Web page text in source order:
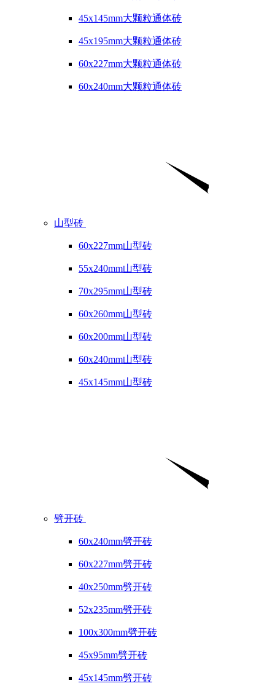
45x145mm大颗粒通体砖
45x195mm大颗粒通体砖
60x227mm大颗粒通体砖
60x240mm大颗粒通体砖
山型砖
60x227mm山型砖
55x240mm山型砖
70x295mm山型砖
60x260mm山型砖
60x200mm山型砖
60x240mm山型砖
45x145mm山型砖
劈开砖
60x240mm劈开砖
60x227mm劈开砖
40x250mm劈开砖
52x235mm劈开砖
100x300mm劈开砖
45x95mm劈开砖
45x145mm劈开砖